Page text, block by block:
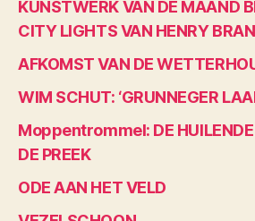
KUNSTWERK VAN DE MAAND
CITY LIGHTS VAN HENRY
AFKOMST VAN DE
WIM SCHUT: ‘GRUNNEGER
Moppentrommel: DE HUILENDE
DE PREEK
ODE AAN HET VELD